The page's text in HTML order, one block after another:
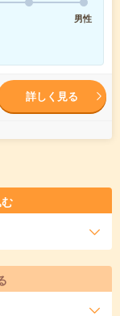
男性
詳しく見る